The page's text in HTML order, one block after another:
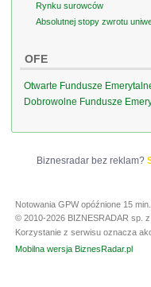
Rynku surowców
Absolutnej stopy zwrotu
OFE
Otwarte Fundusze
Dobrowolne Fundusze
Biznesradar bez reklam?
Notowania GPW opóźnione 15 min.
© 2010-2026 BIZNESRADAR sp.
Korzystanie z serwisu oznacza
Mobilna wersja BiznesRadar.pl